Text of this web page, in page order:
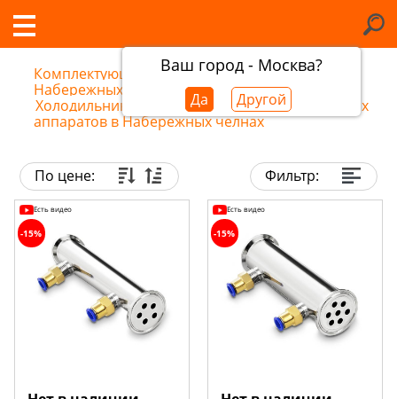
Ваш город - Москва?
Да Другой
Комплектующие самогонных аппаратов в
Набережных челнах
Холодильники и дефлегматоры для самогонных
аппаратов в Набережных челнах
По цене: Фильтр:
Есть видео
-15%
Есть видео
-15%